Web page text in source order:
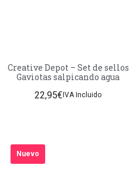
Creative Depot – Set de sellos
Gaviotas salpicando agua
22,95€ IVA Incluido
Nuevo